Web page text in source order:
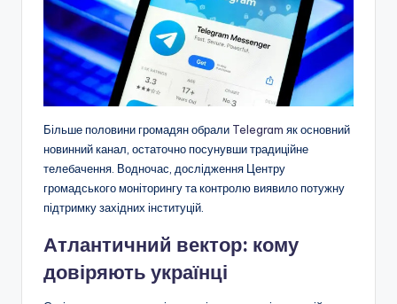
Більше половини громадян обрали Telegram як основний
новинний канал, остаточно посунувши традиційне
телебачення. Водночас, дослідження Центру
громадського моніторингу та контролю виявило потужну
підтримку західних інституцій.
Атлантичний вектор: кому
довіряють українці